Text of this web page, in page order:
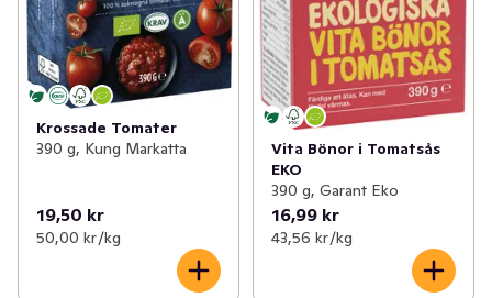
Krossade Tomater
390 g, Kung Markatta
19,50 kr
50,00 kr /kg
Vita Bönor i Tomatsås
EKO
390 g, Garant Eko
16,99 kr
43,56 kr /kg